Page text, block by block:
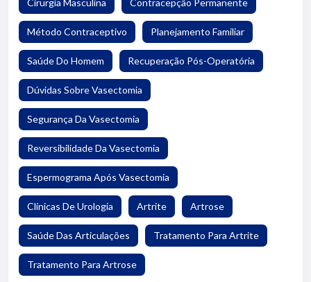
Cirurgia Masculina Contracepção Permanente
Método Contraceptivo Planejamento Familiar
Saúde Do Homem Recuperação Pós-Operatória
Dúvidas Sobre Vasectomia
Segurança Da Vasectomia
Reversibilidade Da Vasectomia
Espermograma Após Vasectomia
Clínicas De Urologia Artrite Artrose
Saúde Das Articulações Tratamento Para Artrite
Tratamento Para Artrose